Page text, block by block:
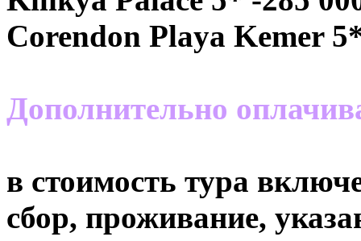
Corendon Playa Kemer
Дополнительно
в стоимость тура
сбор, проживание,